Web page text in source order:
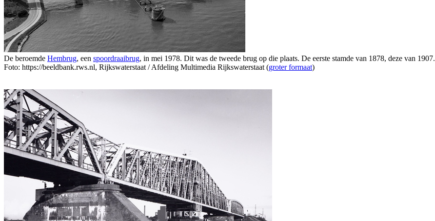
De beroemde Hembrug, een spoordraaibrug, in mei 1978. Dit was de tweede brug op die plaats. De eerste stamde van 1878, deze van 1907.
Foto: https://beeldbank.rws.nl, Rijkswaterstaat / Afdeling Multimedia Rijkswaterstaat (groter formaat)